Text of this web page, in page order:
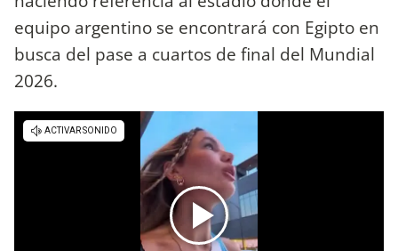
equipo argentino se encontrará con Egipto en
busca del pase a cuartos de final del Mundial
2026.